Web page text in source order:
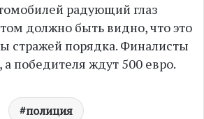
радующий глаз
должно быть видно, что это
стражей порядка. Финалисты
победителя ждут 500 евро.
полиция